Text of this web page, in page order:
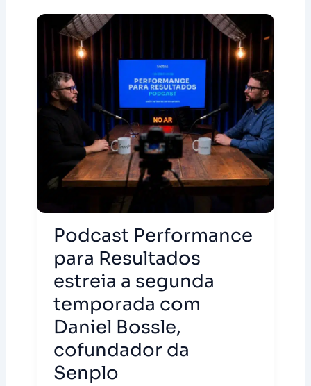
Podcast Performance
para Resultados
estreia a segunda
temporada com
Daniel Bossle,
cofundador da
Senplo